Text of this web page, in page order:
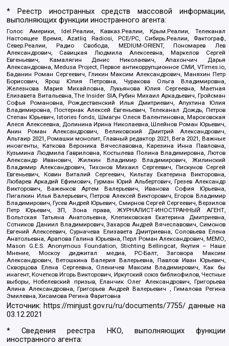
* Реестр иностранных средств массовой информации,
выполняющих функции иностранного агента:
Голос Америки, Idel.Реалии, Кавказ.Реалии, Крым.Реалии, Телеканал
Настоящее Время, Azatliq Radiosi, PCE/PC, Сибирь.Реалии, Фактограф,
Север.Реалии, Радио Свобода, MEDIUM-ORIENT, Пономарев Лев
Александрович, Савицкая Людмила Алексеевна, Маркелов Сергей
Евгеньевич, Камалягин Денис Николаевич, Апахончич Дарья
Александровна, Medusa Project, Первое антикоррупционное СМИ, VTimes.io,
Баданин Роман Сергеевич, Гликин Максим Александрович, Маняхин Петр
Борисович, Ярош Юлия Петровна, Чуракова Ольга Владимировна,
Железнова Мария Михайловна, Лукьянова Юлия Сергеевна, Маетная
Елизавета Витальевна, The Insider SIA, Рубин Михаил Аркадьевич, Гройсман
Софья Романовна, Рождественский Илья Дмитриевич, Апухтина Юлия
Владимировна, Постернак Алексей Евгеньевич, Телеканал Дождь, Петров
Степан Юрьевич, Istories fonds, Шмагун Олеся Валентиновна, Мароховская
Алеся Алексеевна, Долинина Ирина Николаевна, Шлейнов Роман Юрьевич,
Анин Роман Александрович, Великовский Дмитрий Александрович,
Альтаир 2021, Ромашки монолит, Главный редактор 2021, Вега 2021, Важные
иноагенты, Каткова Вероника Вячеславовна, Карезина Инна Павловна,
Кузьмина Людмила Гавриловна, Костылева Полина Владимировна, Лютов
Александр Иванович, Жилкин Владимир Владимирович, Жилинский
Владимир Александрович, Тихонов Михаил Сергеевич, Пискунов Сергей
Евгеньевич, Ковин Виталий Сергеевич, Кильтау Екатерина Викторовна,
Любарев Аркадий Ефимович, Гурман Юрий Альбертович, Грезев Александр
Викторович, Важенков Артем Валерьевич, Иванова София Юрьевна,
Пигалкин Илья Валерьевич, Петров Алексей Викторович, Егоров Владимир
Владимирович, Гусев Андрей Юрьевич, Смирнов Сергей Сергеевич, Верзилов
Петр Юрьевич, ЗП, Зона права, ЖУРНАЛИСТ-ИНОСТРАННЫЙ АГЕНТ,
Вольтская Татьяна Анатольевна, Клепиковская Екатерина Дмитриевна,
Сотников Даниил Владимирович, Захаров Андрей Вячеславович, Симонов
Евгений Алексеевич, Сурначева Елизавета Дмитриевна, Соловьева Елена
Анатольевна, Арапова Галина Юрьевна, Перл Роман Александрович, МЕМО,
Mason G.E.S. Anonymous Foundation, Stichting Bellingcat, Якутия – Наше
Мнение, Москоу диджитал медиа, РС-Балт, Заговора Максим
Александрович, Ветошкина Валерия Валерьевна, Павлов Иван Юрьевич,
Скворцова Елена Сергеевна, Оленичев Максим Владимирович, Как бы
инагент, Кочетков Игорь Викторович, Иркутский союз библиофилов, Честные
выборы, Нобелевский призыв, Еланчик Олег Александрович, Григорьева
Алина Александровна, Григорьев Андрей Валерьевич , Гималова Регина
Эмилевна, Хисамова Регина Фаритовна
Источник: https://minjust.gov.ru/ru/documents/7755/ данные на
03.12.2021
* Сведения реестра НКО, выполняющих функции
иностранного агента: